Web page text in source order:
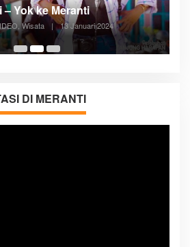
05:08
Semua Siklus Hidup
VIDEO 27 Desember 2023
DI MERANTI